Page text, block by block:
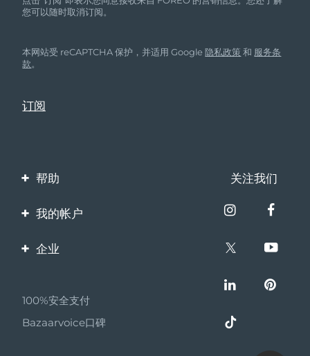
您可以随时取消订阅。
本网站受 reCAPTCHA 保护，并适用 Google隐私政策 和 服务条
款。
帮助
联系我们
保修与退换货
关注我们
我的帐户
产品注册
企业
伙伴计划
联盟新闻
100%安全支付
Bazaarvoice口碑